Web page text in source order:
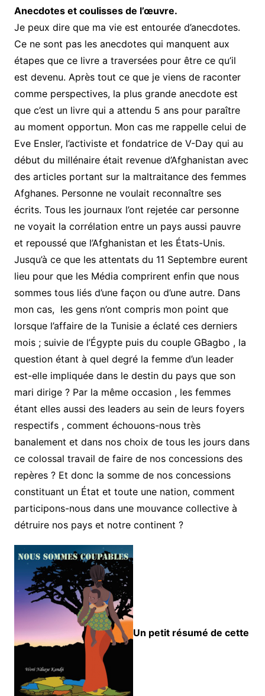
Anecdotes et coulisses de l’œuvre.
Je peux dire que ma vie est entourée d’anecdotes.
Ce ne sont pas les anecdotes qui manquent aux
étapes que ce livre a traversées pour être ce qu’il
est devenu. Après tout ce que je viens de raconter
comme perspectives, la plus grande anecdote est
que c’est un livre qui a attendu 5 ans pour paraître
au moment opportun. Mon cas me rappelle celui de
Eve Ensler, l’activiste et fondatrice de V-Day qui au
début du millénaire était revenue d’Afghanistan avec
des articles portant sur la maltraitance des femmes
Afghanes. Personne ne voulait reconnaître ses
écrits. Tous les journaux l’ont rejetée car personne
ne voyait la corrélation entre un pays aussi pauvre
et repoussé que l’Afghanistan et les États-Unis.
Jusqu’à ce que les attentats du 11 Septembre eurent
lieu pour que les Média comprirent enfin que nous
sommes tous liés d’une façon ou d’une autre. Dans
mon cas, les gens n’ont compris mon point que
lorsque l’affaire de la Tunisie a éclaté ces derniers
mois ; suivie de l’Égypte puis du couple GBagbo , la
question étant à quel degré la femme d’un leader
est-elle impliquée dans le destin du pays que son
mari dirige ? Par la même occasion , les femmes
étant elles aussi des leaders au sein de leurs foyers
respectifs , comment échouons-nous très
banalement et dans nos choix de tous les jours dans
ce colossal travail de faire de nos concessions des
repères ? Et donc la somme de nos concessions
constituant un État et toute une nation, comment
participons-nous dans une mouvance collective à
détruire nos pays et notre continent ?
Un petit résumé de cette